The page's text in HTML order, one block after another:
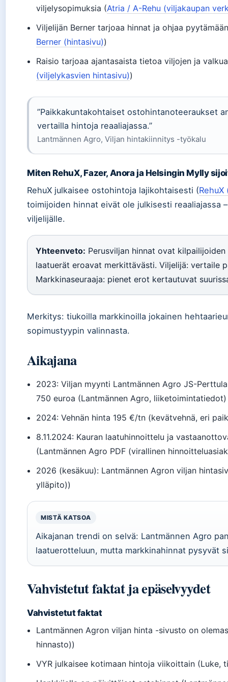
viljelysopimuksia (Atria / A-Rehu (viljakaupan
Viljelijän Berner tarjoaa hinnat ja ohjaa
Berner (hintasivu))
Raisio tarjoaa ajantasaista tietoa viljojen ja
(viljelykasvien hintasivu))
”Paikkakuntakohtaiset ostohintanoteeraukset
vertailla hintoja reaaliajassa.”
Lantmännen Agro, Viljan hintakiinnitys -työkalu
Miten RehuX, Fazer, Anora ja Helsingin Mylly
RehuX julkaisee ostohintoja lajikohtaisesti (
toimijoiden hinnat eivät ole julkisesti reaaliajassa
viljelijälle.
Yhteenveto: Perusviljan hinnat ovat
laatuerät eroavat merkittävästi. Viljelijä: vertaile
Markkinaseuraaja: pienet erot kertautuvat
Merkitys: tiukoilla markkinoilla jokainen
sopimustyypin valinnasta.
Aikajana
2023: Viljan myynti Lantmännen Agro JS-
750 euroa (Lantmännen Agro, liiketoimintatiedot)
2024: Vehnän hinta 195 €/tn (kevätvehnä, eri
8.11.2024: Kauran laatuhinnoittelu ja
(Lantmännen Agro PDF (virallinen
2026 (kesäkuu): Lantmännen Agron viljan
ylläpito))
MISTÄ KATSOA
Aikajanan trendi on selvä: Lantmännen Agro
laatuerotteluun, mutta markkinahinnat pysyvät
Vahvistetut faktat ja epäselvyydet
Vahvistetut faktat
Lantmännen Agron viljan hinta -sivusto on
hinnasto))
VYR julkaisee kotimaan hintoja viikoittain (Luke,